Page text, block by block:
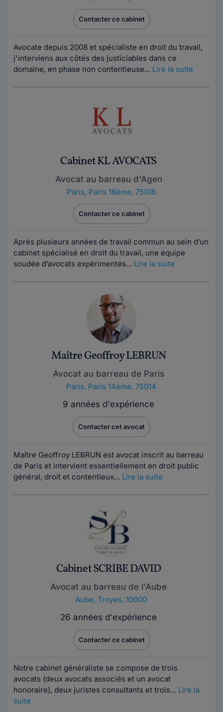
Contacter ce cabinet
Avocate depuis 2008 et spécialiste en droit du travail,
j'interviens aux côtés des justiciables dans ce
domaine, en phase non contentieuse... Lire la suite
Cabinet KL AVOCATS
Avocat au barreau d'Agen
Paris, Paris 16ème, 75016
Contacter ce cabinet
Après plusieurs années de travail commun au sein d’un
cabinet spécialisé en droit du travail, une équipe
soudée d’avocats expérimentés... Lire la suite
Maître Geoffroy LEBRUN
Avocat au barreau de Paris
Paris, Paris 14ème, 75014
9 années d'expérience
Contacter cet avocat
Maître Geoffroy LEBRUN est avocat inscrit au barreau
de Paris et intervient essentiellement en droit public
général, droit et contentieux... Lire la suite
Cabinet SCRIBE DAVID
Avocat au barreau de l'Aube
Aube, Troyes, 10000
26 années d'expérience
Contacter ce cabinet
Notre cabinet généraliste se compose de trois
avocats (deux avocats associés et un avocat
honoraire), deux juristes consultants et trois... Lire la
suite